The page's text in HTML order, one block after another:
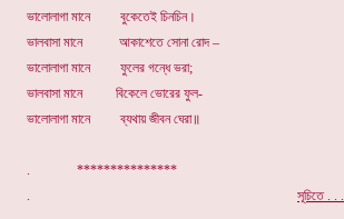
ভালোলাগা মানে বুকেতেই চিনচিন।
ভালবাসা মানে আকাশেতে সোনা রোদ –
ভালোলাগা মানে ফুলের গন্ধে ভরা;
ভালবাসা মানে বিকেলে ভোরের ফুল-
ভালোলাগা মানে ব্যথায় জীবন ঘেরা॥
. ***************
. সূচিতে . . .